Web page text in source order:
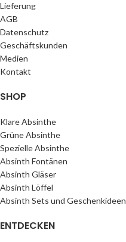
Lieferung
AGB
Datenschutz
Geschäftskunden
Medien
Kontakt
SHOP
Klare Absinthe
Grüne Absinthe
Spezielle Absinthe
Absinth Fontänen
Absinth Gläser
Absinth Löffel
Absinth Sets und Geschenkideen
ENTDECKEN